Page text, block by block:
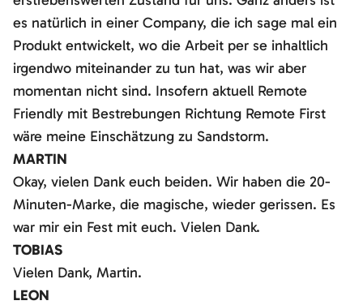
es natürlich in einer Company, die ich sage mal ein
Produkt entwickelt, wo die Arbeit per se inhaltlich
irgendwo miteinander zu tun hat, was wir aber
momentan nicht sind. Insofern aktuell Remote
Friendly mit Bestrebungen Richtung Remote First
wäre meine Einschätzung zu Sandstorm.
MARTIN
Okay, vielen Dank euch beiden. Wir haben die 20-
Minuten-Marke, die magische, wieder gerissen. Es
war mir ein Fest mit euch. Vielen Dank.
TOBIAS
Vielen Dank, Martin.
LEON